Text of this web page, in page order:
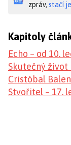
zpráv, stačí
Kapitoly
Echo – od 10.
Skutečný život
Cristóbal
Stvořitel – 17.